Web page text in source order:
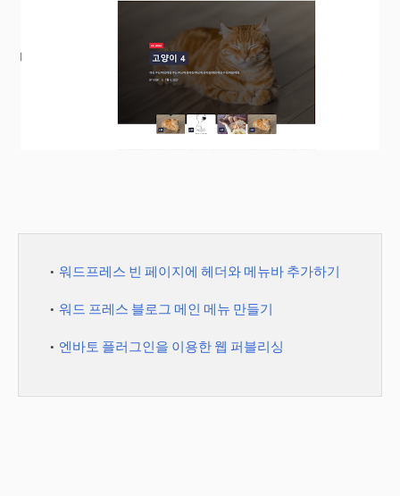
워드프레스 빈 페이지에 헤더와 메뉴바 추가하기
워드 프레스 블로그 메인 메뉴 만들기
엔바토 플러그인을 이용한 웹 퍼블리싱